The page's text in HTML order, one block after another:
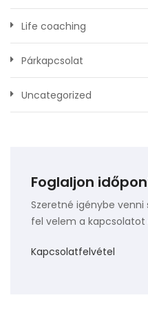
Life coaching
Párkapcsolat
Uncategorized
Foglaljon
Szeretné igénybe
fel velem a
Kapcsolatfelvétel